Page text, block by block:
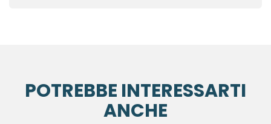
POTREBBE INTERESSARTI
ANCHE